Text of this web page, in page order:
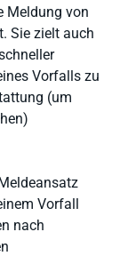
Meldung von
Sie zielt auch
Vorfalls zu
(um
Vorfall
nach